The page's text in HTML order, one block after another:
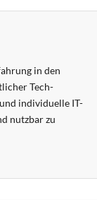
in den
Tech-
individuelle IT-
nutzbar zu